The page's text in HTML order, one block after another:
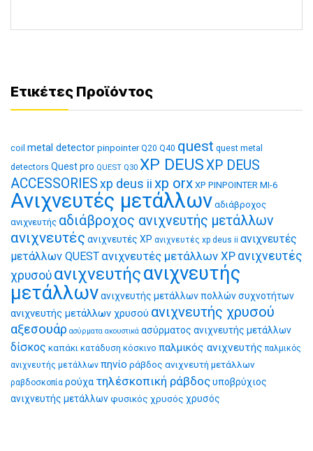
Ετικέτες Προϊόντος
coil metal detector pinpointer Q20 Q40 quest quest metal
detectors Quest pro QUEST Q30 XP DEUSXP DEUS
ACCESSORIES xp deus ii xp orx XP PINPOINTER MI-6
Ανιχνευτές μετάλλων αδιάβροχος
ανιχνευτής αδιάβροχος ανιχνευτής μετάλλων
ανιχνευτές ανιχνευτές XP ανιχνευτές xp deus ii ανιχνευτές
μετάλλων QUEST ανιχνευτές μετάλλων XP ανιχνευτές
χρυσού ανιχνευτήςανιχνευτής
μετάλλωνανιχνευτής μετάλλων πολλών συχνοτήτων
ανιχνευτής μετάλλων χρυσού ανιχνευτής χρυσού
αξεσουάρ ασύρματα ακουστικά ασύρματος ανιχνευτής μετάλλων
δίσκος καπάκι κατάδυση κόσκινο παλμικός ανιχνευτής παλμικός
ανιχνευτής μετάλλων πηνίο ράβδος ανιχνευτή μετάλλων
ραβδοσκοπία ρούχα τηλέσκοπική ράβδοςυποβρύχιος
ανιχνευτής μετάλλωνφυσικός χρυσός χρυσός